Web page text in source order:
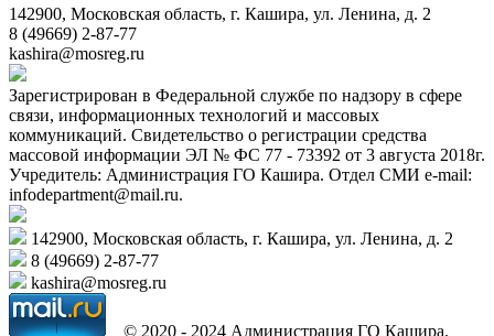
142900, Московская область, г. Кашира, ул. Ленина, д. 2
8 (49669) 2-87-77
kashira@mosreg.ru
Зарегистрирован в Федеральной службе по надзору в сфере
связи, информационных технологий и массовых
коммуникаций. Свидетельство о регистрации средства
массовой информации ЭЛ № ФС 77 - 73392 от 3 августа 2018г.
Учредитель: Администрация ГО Кашира. Отдел СМИ e-mail:
infodepartment@mail.ru.
142900, Московская область, г. Кашира, ул. Ленина, д. 2
8 (49669) 2-87-77
kashira@mosreg.ru
© 2020 - 2024 Администрация ГО Кашира.